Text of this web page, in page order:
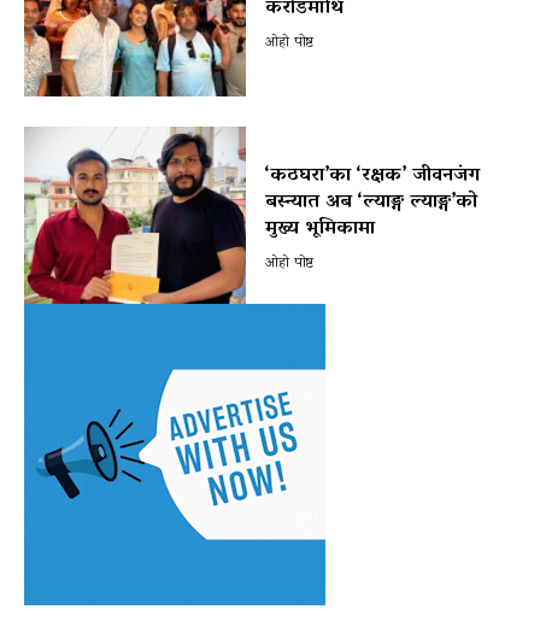
करोडमाथि
ओहो पोष्ट
‘कठघरा’का ‘रक्षक’ जीवनजंग
बस्न्यात अब ‘ल्याङ्ग ल्याङ्ग’को
मुख्य भूमिकामा
ओहो पोष्ट